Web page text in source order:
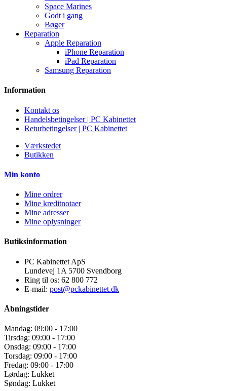
Space Marines
Godt i gang
Bøger
Reparation
Apple Reparation
iPhone Reparation
iPad Reparation
Samsung Reparation
Information
Kontakt os
Handelsbetingelser | PC Kabinettet
Returbetingelser | PC Kabinettet
Værkstedet
Butikken
Min konto
Mine ordrer
Mine kreditnotaer
Mine adresser
Mine oplysninger
Butiksinformation
PC Kabinettet ApS
Lundevej 1A 5700 Svendborg
Ring til os: 62 800 772
E-mail: post@pckabinettet.dk
Åbningstider
Mandag: 09:00 - 17:00
Tirsdag: 09:00 - 17:00
Onsdag: 09:00 - 17:00
Torsdag: 09:00 - 17:00
Fredag: 09:00 - 17:00
Lørdag: Lukket
Søndag: Lukket